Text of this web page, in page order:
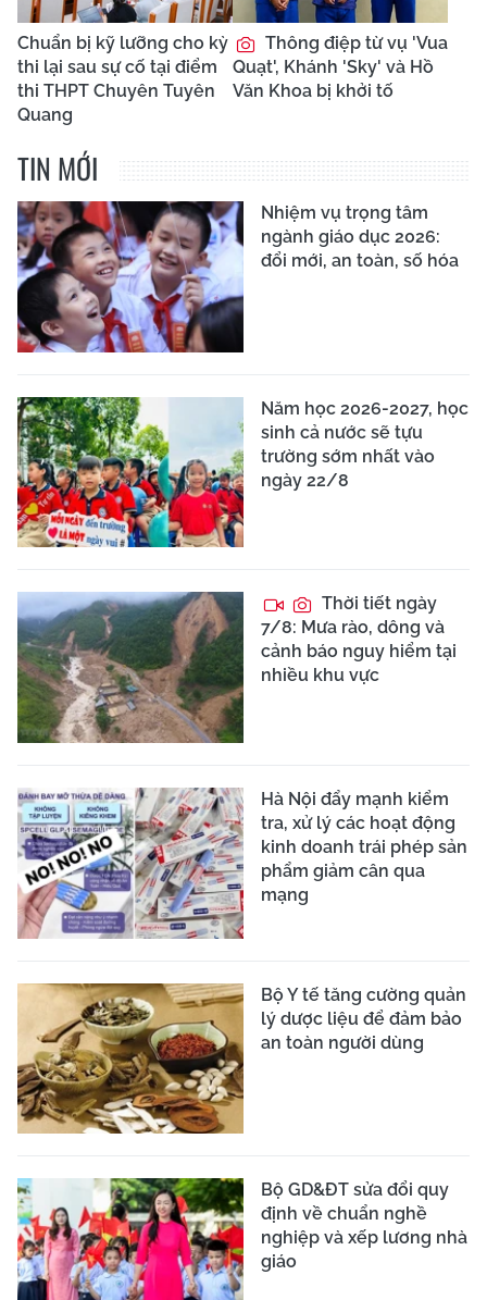
Chuẩn bị kỹ lưỡng cho kỳ
thi lại sau sự cố tại điểm
thi THPT Chuyên Tuyên
Quang
Thông điệp từ vụ 'Vua
Quạt', Khánh 'Sky' và Hồ
Văn Khoa bị khởi tố
TIN MỚI
Nhiệm vụ trọng tâm
ngành giáo dục 2026:
đổi mới, an toàn, số hóa
Năm học 2026-2027, học
sinh cả nước sẽ tựu
trường sớm nhất vào
ngày 22/8
Thời tiết ngày
7/8: Mưa rào, dông và
cảnh báo nguy hiểm tại
nhiều khu vực
Hà Nội đẩy mạnh kiểm
tra, xử lý các hoạt động
kinh doanh trái phép sản
phẩm giảm cân qua
mạng
Bộ Y tế tăng cường quản
lý dược liệu để đảm bảo
an toàn người dùng
Bộ GD&ĐT sửa đổi quy
định về chuẩn nghề
nghiệp và xếp lương nhà
giáo